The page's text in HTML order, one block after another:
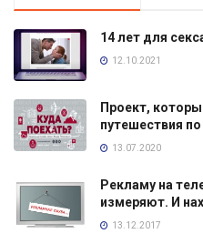
14 лет для
12.10.2021
Проект,
путешествия
13.07.2020
Рекламу на
измеряют. И
13.12.2017